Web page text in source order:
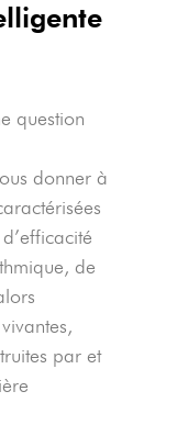
question
donner à
de
par et